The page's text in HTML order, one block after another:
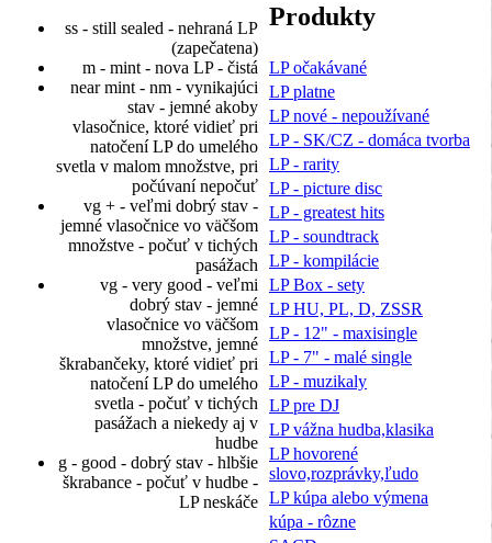
ss - still sealed - nehraná LP
(zapečatena)
m - mint - nova LP - čistá
near mint - nm - vynikajúci
stav - jemné akoby
vlasočnice, ktoré vidieť pri
natočení LP do umelého
svetla v malom množstve, pri
počúvaní nepočuť
vg + - veľmi dobrý stav -
jemné vlasočnice vo väčšom
množstve - počuť v tichých
pasážach
vg - very good - veľmi
dobrý stav - jemné
vlasočnice vo väčšom
množstve, jemné
škrabančeky, ktoré vidieť pri
natočení LP do umelého
svetla - počuť v tichých
pasážach a niekedy aj v
hudbe
g - good - dobrý stav - hlbšie
škrabance - počuť v hudbe -
LP neskáče
Produkty
LP očakávané
LP platne
LP nové - nepoužívané
LP - SK/CZ - domáca tvorba
LP - rarity
LP - picture disc
LP - greatest hits
LP - soundtrack
LP - kompilácie
LP Box - sety
LP HU, PL, D, ZSSR
LP - 12" - maxisingle
LP - 7" - malé single
LP - muzikaly
LP pre DJ
LP vážna hudba,klasika
LP hovorené
slovo,rozprávky,ľudo
LP kúpa alebo výmena
kúpa - rôzne